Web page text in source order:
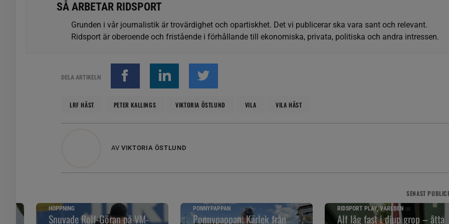
SÅ ARBETAR RIDSPORT
Grunden i vår journalistik är trovärdighet och opartiskhet. Det vi publicerar ska vara sant och relevant.
Ridsport är oberoende och fristående i förhållande till ekonomiska, privata, politiska och andra intressen.
DELA ARTIKELN
LRF HÄST PETER KALLINGS VIKTORIA ÖSTLUND VILA VILA HÄST
AV VIKTORIA ÖSTLUND
SENAST
HOPPNING
Snuvade Rolf-Göran på VM-
PONNYPAPPAN
Ponnypappan: Kärlek från
RIDSPORT PLAY, VÄRLDEN
Alf låg fast i djup grop – åtta